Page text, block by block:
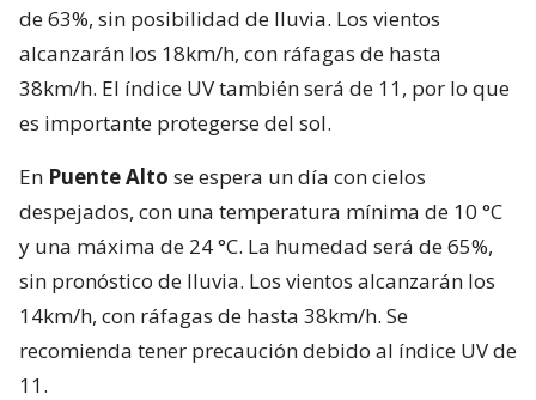
de 63%, sin posibilidad de lluvia. Los vientos
alcanzarán los 18km/h, con ráfagas de hasta
38km/h. El índice UV también será de 11, por lo que
es importante protegerse del sol.
En Puente Alto se espera un día con cielos
despejados, con una temperatura mínima de 10 °C
y una máxima de 24 °C. La humedad será de 65%,
sin pronóstico de lluvia. Los vientos alcanzarán los
14km/h, con ráfagas de hasta 38km/h. Se
recomienda tener precaución debido al índice UV de
11.